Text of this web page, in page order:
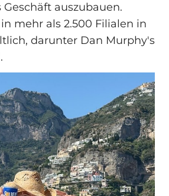
auszubauen.
mehr als 2.500 Filialen in
darunter Dan Murphy's